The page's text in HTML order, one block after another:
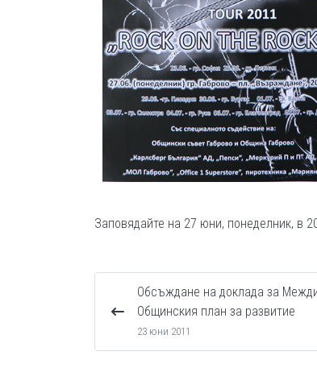
Заповядайте на 27 юни, понеделник, в
Обсъждане на доклада за
Общинския план за развитие
23 юни 2011